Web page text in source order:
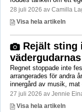
28 juli 2026 av Camilla
Visa hela artikeln
Rejält sting
Regnet stoppade inte
arrangerades för andra
innergård av musik, mat
27 juli 2026 av Jennie
Visa hela artikeln